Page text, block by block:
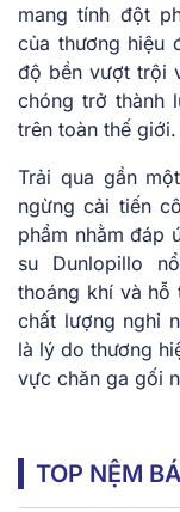
mang tính đột
của thương hiệu
độ bền vượt trội
chóng trở thành
trên toàn thế giới.
Trải qua gần
ngừng cải tiến
phẩm nhằm đáp
su Dunlopillo
thoáng khí và hỗ
chất lượng nghỉ
là lý do thương
vực chăn ga gối
TOP NỆM